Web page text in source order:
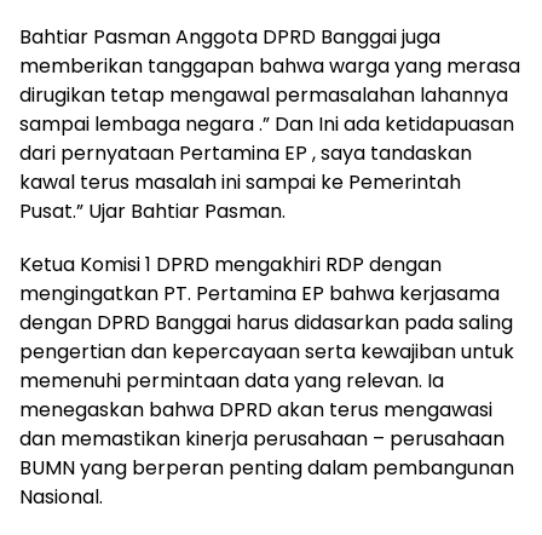
Bahtiar Pasman Anggota DPRD Banggai juga
memberikan tanggapan bahwa warga yang merasa
dirugikan tetap mengawal permasalahan lahannya
sampai lembaga negara .” Dan Ini ada ketidapuasan
dari pernyataan Pertamina EP , saya tandaskan
kawal terus masalah ini sampai ke Pemerintah
Pusat.” Ujar Bahtiar Pasman.
Ketua Komisi 1 DPRD mengakhiri RDP dengan
mengingatkan PT. Pertamina EP bahwa kerjasama
dengan DPRD Banggai harus didasarkan pada saling
pengertian dan kepercayaan serta kewajiban untuk
memenuhi permintaan data yang relevan. Ia
menegaskan bahwa DPRD akan terus mengawasi
dan memastikan kinerja perusahaan – perusahaan
BUMN yang berperan penting dalam pembangunan
Nasional.